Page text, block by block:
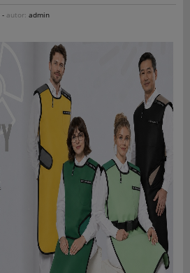
- autor: admin